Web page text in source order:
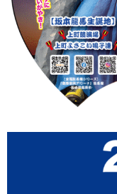
お問合せ
スタッフブログ